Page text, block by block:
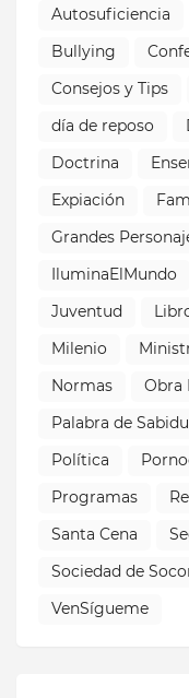
Autosuficiencia
Bullying
Consejos y Tips
día de reposo
Doctrina
Expiación
Grandes
IluminaElMundo
Juventud
Milenio
Normas
Obra
Palabra de
Política
Programas
Santa Cena
Sociedad de
VenSígueme